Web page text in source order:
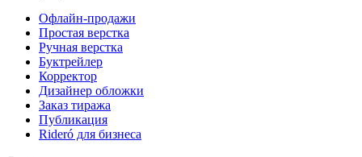
Офлайн-продажи
Простая верстка
Ручная верстка
Буктрейлер
Корректор
Дизайнер обложки
Заказ тиража
Публикация
Rideró для бизнеса